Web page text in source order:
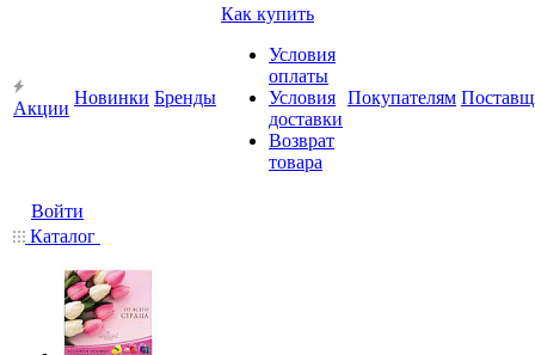
Акции
Новинки Бренды
Как купить
Условия
оплаты
Условия
доставки
Возврат
товара
Покупателям
Войти
Каталог